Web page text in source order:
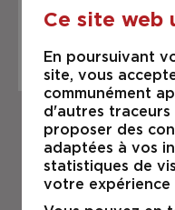
au LED
5 places de
Ce site web
En poursuivant
site, vous
communément
d'autres
proposer des
adaptées à vos
statistiques de
votre expérience